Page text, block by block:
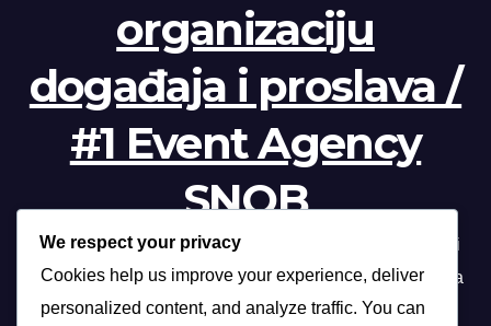
organizaciju
događaja i proslava /
#1 Event Agency
SNOB
Profesionalna organizacija događanja /// Beograd, Novi
Sad, Niš, Kopaonik, Zlatibor, Vrnjačka banja, Sokobanja
We respect your privacy
Cookies help us improve your experience, deliver
personalized content, and analyze traffic. You can